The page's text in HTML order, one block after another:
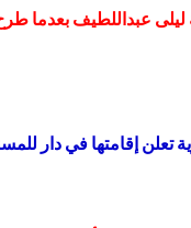
ليلى عبداللطيف
تعلن إقامتها في دار